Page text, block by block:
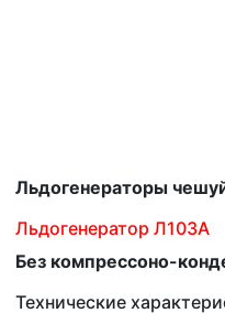
Льдогенераторы
Льдогенератор Л103А
Без компрессоно-
Технические